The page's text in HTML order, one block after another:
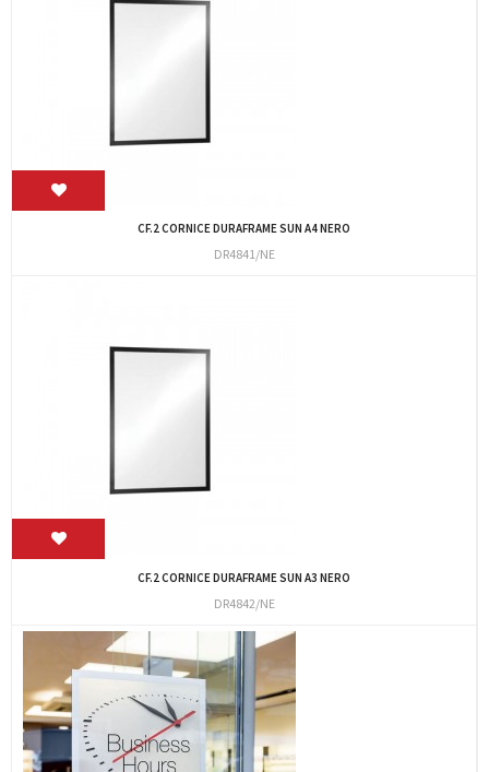
CF.2 CORNICE DURAFRAME SUN A4 NERO
DR4841/NE
CF.2 CORNICE DURAFRAME SUN A3 NERO
DR4842/NE